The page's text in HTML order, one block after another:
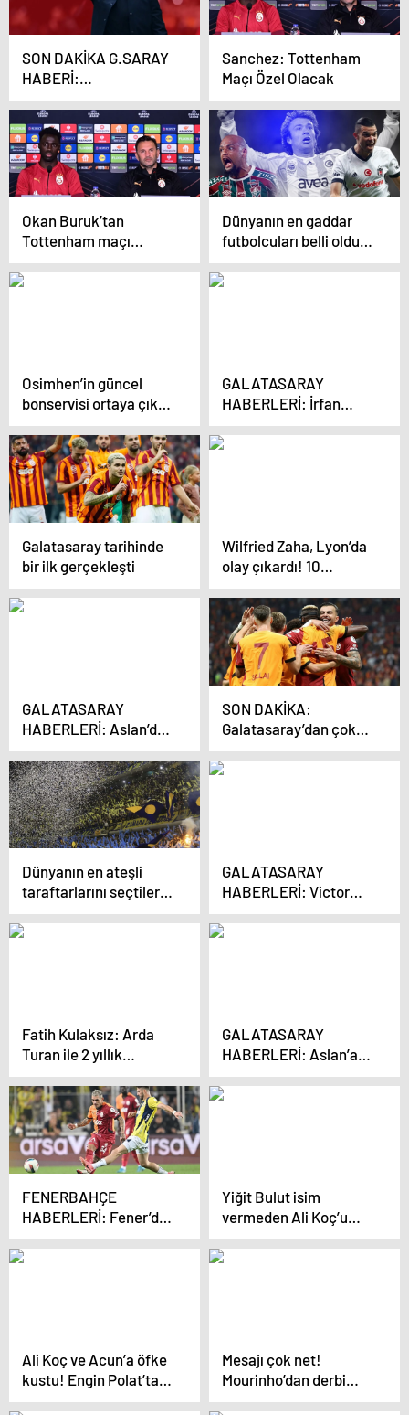
SON DAKİKA G.SARAY
HABERİ:
Galatasaray’ın ara
transfer planı ortaya
çıktı! İki isim takımdan
gönderiliyor…
Sanchez: Tottenham
Maçı Özel Olacak
Okan Buruk’tan
Tottenham maçı
değerlendirmesi
Dünyanın en gaddar
futbolcuları belli oldu!
Listede Süper Lig’den
13 isim var
Osimhen’in güncel
bonservisi ortaya çıktı!
Süper Lig’in yeni
piyasa değerleri belli
oldu
GALATASARAY
HABERLERİ: İrfan
Saraloğlu’ndan Gabriel
Sara övgüsü: Elimizde
Galatasaray tarihinde
bir ilk gerçekleşti
Wilfried Zaha, Lyon’da
olay çıkardı! 10
üzerinden 2 verdiler
GALATASARAY
HABERLERİ: Aslan’da
Jelert külübeye
çekiliyor
SON DAKİKA:
Galatasaray’dan çok
konuşulacak transfer
hamlesi! Dünyaca ünlü
Dünyanın en ateşli
taraftarlarını seçtiler:
Süper Lig’den tek
takım var
GALATASARAY
HABERLERİ: Victor
Osimhen rekor kırdı
Fatih Kulaksız: Arda
Turan ile 2 yıllık
anlaşma sağladık
GALATASARAY
HABERLERİ: Aslan’a
Osimhen telefonu
FENERBAHÇE
HABERLERİ: Fener’de
İsmail Yüksek devri
bitebilir
Yiğit Bulut isim
vermeden Ali Koç’u
hedef aldı: Dede
parasıyla, baba
Ali Koç ve Acun’a öfke
kustu! Engin Polat’tan
2 kelimelik derbi
Mesajı çok net!
Mourinho’dan derbi
öncesi olay sözler